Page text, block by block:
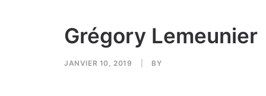
Grégory Lemeunier
JANVIER 10, 2019 BY